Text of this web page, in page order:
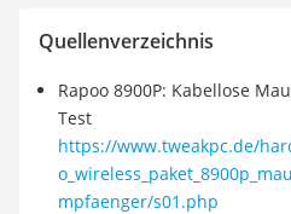
Quellenverzeichnis
Rapoo 8900P: Kabellose
Test
https://www.tweakpc.de/
mpfaenger/s01.php